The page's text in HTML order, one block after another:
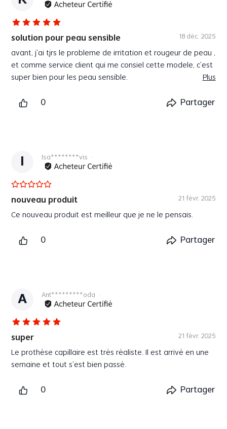
solution pour peau sensible 18 déc. 2025
avant, j'ai tjrs le probleme de irritation et rougeur de peau ,
et comme service client qui me consiel cette modele, c'est
super bien pour les peau sensible.
Plus
0 Partager
Isa********vis ·
nouveau produit 21 févr. 2025
Ce nouveau produit est meilleur que je ne le pensais.
Plus
0 Partager
A Ant*********oda ·
super 21 févr. 2025
Le prothèse capillaire est très réaliste. Il est arrivé en une
semaine et tout s'est bien passé.
0 Partager